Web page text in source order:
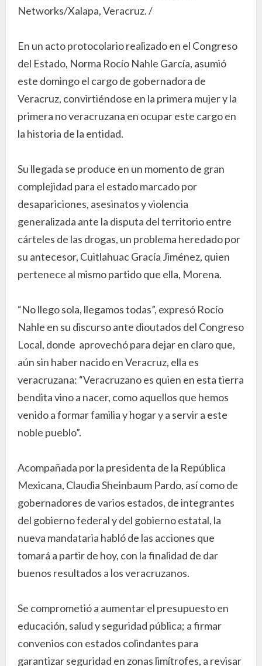
Networks/Xalapa, Veracruz. /
En un acto protocolario realizado en el Congreso
del Estado, Norma Rocío Nahle García, asumió
este domingo el cargo de gobernadora de
Veracruz, convirtiéndose en la primera mujer y la
primera no veracruzana en ocupar este cargo en
la historia de la entidad.
Su llegada se produce en un momento de gran
complejidad para el estado marcado por
desapariciones, asesinatos y violencia
generalizada ante la disputa del territorio entre
cárteles de las drogas, un problema heredado por
su antecesor, Cuitlahuac Gracía Jiménez, quien
pertenece al mismo partido que ella, Morena.
“No llego sola, llegamos todas”, expresó Rocío
Nahle en su discurso ante dioutados del Congreso
Local, donde aprovechó para dejar en claro que,
aún sin haber nacido en Veracruz, ella es
veracruzana: “Veracruzano es quien en esta tierra
bendita vino a nacer, como aquellos que hemos
venido a formar familia y hogar y a servir a este
noble pueblo”.
Acompañada por la presidenta de la República
Mexicana, Claudia Sheinbaum Pardo, así como de
gobernadores de varios estados, de integrantes
del gobierno federal y del gobierno estatal, la
nueva mandataria habló de las acciones que
tomará a partir de hoy, con la finalidad de dar
buenos resultados a los veracruzanos.
Se comprometió a aumentar el presupuesto en
educación, salud y seguridad pública; a firmar
convenios con estados colindantes para
garantizar seguridad en zonas limítrofes, a revisar